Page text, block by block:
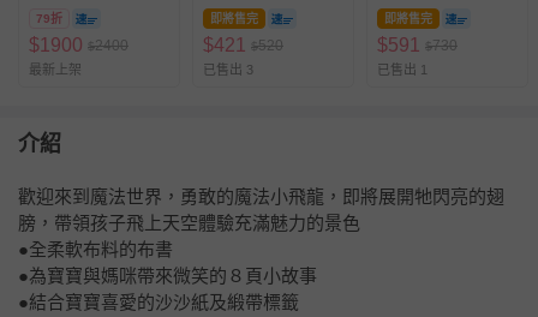
巾+布書
79折
$1900 $2400
最新上架
即將售完
$421 $520
已售出 3
即將售完
$591 $730
已售出 1
介紹
歡迎來到魔法世界，勇敢的魔法小飛龍，即將展開牠閃亮的翅
膀，帶領孩子飛上天空體驗充滿魅力的景色
●全柔軟布料的布書
●為寶寶與媽咪帶來微笑的８頁小故事
●結合寶寶喜愛的沙沙紙及緞帶標籤